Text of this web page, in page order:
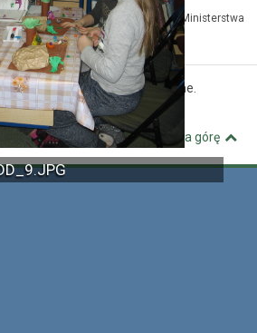
współfinansowany ze środków Ministerstwa
i Cyfryzacji
Wszystkie prawa zastrzeżone.
Kuźnia Dostępnych Stron
Wróć na górę